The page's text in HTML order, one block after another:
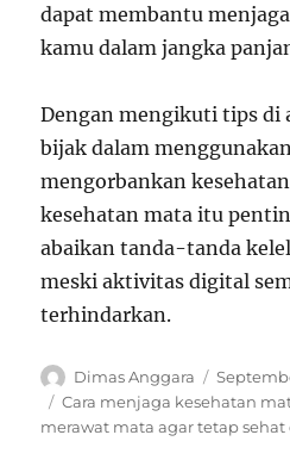
dapat membantu
kamu dalam jangka
Dengan mengikuti tips di
bijak dalam
mengorbankan
kesehatan mata itu
abaikan tanda-tanda
meski aktivitas digital
terhindarkan.
Author
Dimas Anggara
Posted
on
Tags
Cara menjaga kesehatan
merawat mata agar tetap